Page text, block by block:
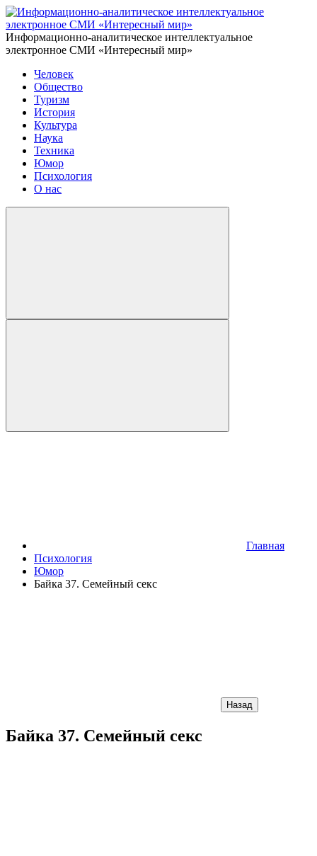
Информационно-аналитическое интеллектуальное
электронное СМИ «Интересный мир»
Человек
Общество
Туризм
История
Культура
Наука
Техника
Юмор
Психология
О нас
Главная
Психология
Юмор
Байка 37. Семейный секс
Назад
Байка 37. Семейный секс